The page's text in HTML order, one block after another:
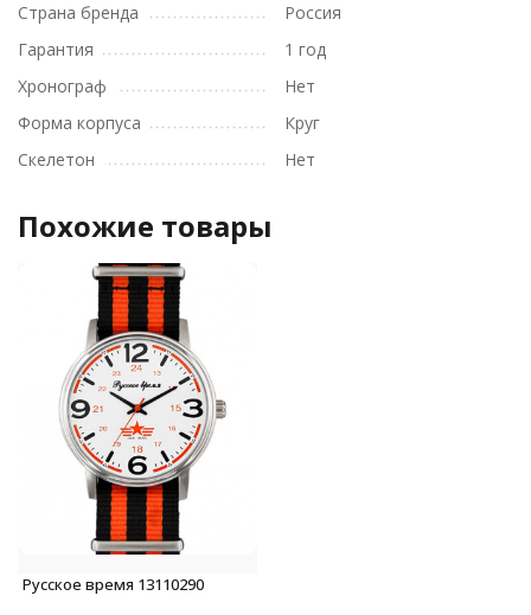
Страна бренда
Россия
Гарантия
1 год
Хронограф
Нет
Форма корпуса
Круг
Скелетон
Нет
Похожие товары
Русское время 13110290